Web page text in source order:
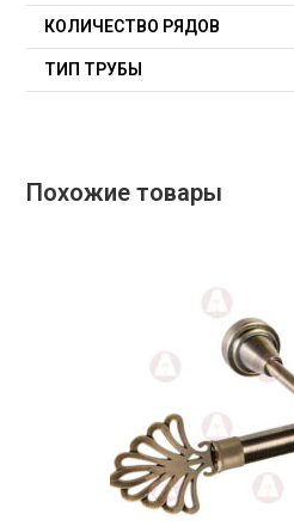
КОЛИЧЕСТВО РЯДОВ
ТИП ТРУБЫ
Похожие товары